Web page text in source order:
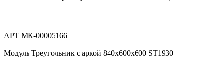
АРТ МК-00005166
Модуль Треугольник с аркой 840х600х600 ST1930